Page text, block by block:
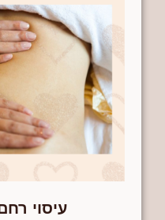
עיסוי